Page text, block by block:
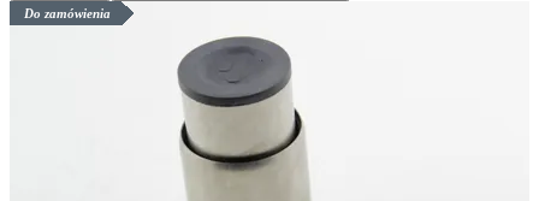
Do zamówienia